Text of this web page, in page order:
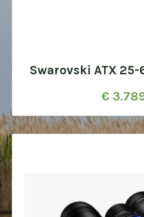
Swarovski ATX 25-
€